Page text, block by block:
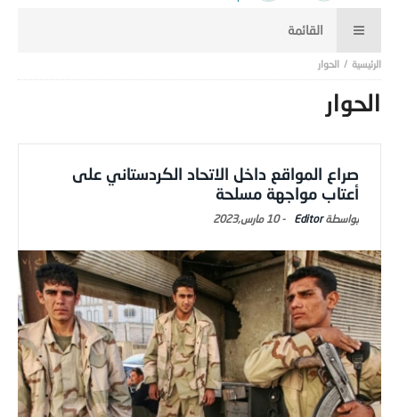
الحوار
الحوار
صراع المواقع داخل الاتحاد الكردستاني على
أعتاب مواجهة مسلحة
Editor
-10 مارس,2023